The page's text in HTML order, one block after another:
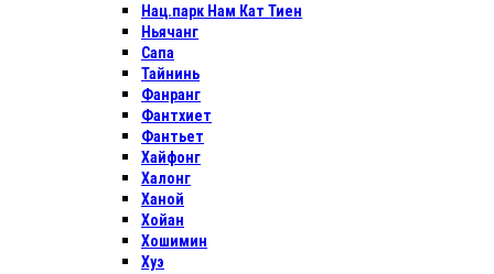
Нац.парк Нам Кат Тиен
Ньячанг
Сапа
Тайнинь
Фанранг
Фантхиет
Фантьет
Хайфонг
Халонг
Ханой
Хойан
Хошимин
Хуэ